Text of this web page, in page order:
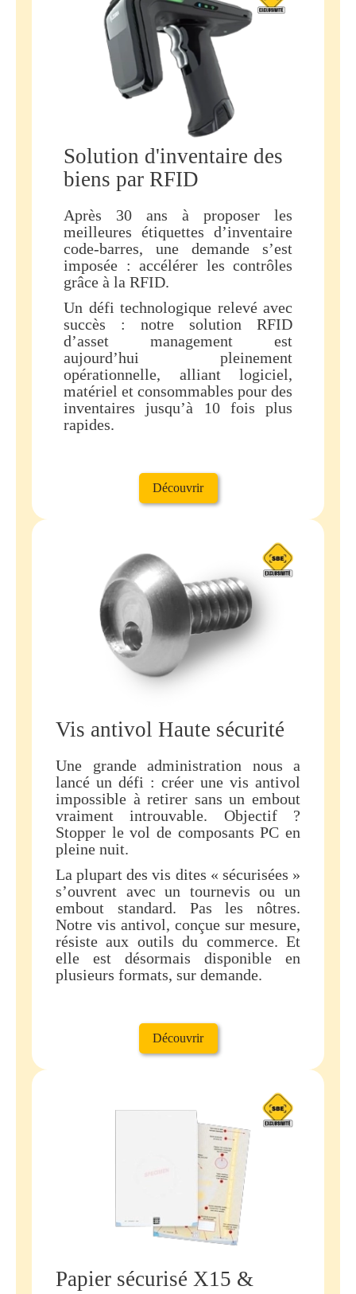
Solution d'inventaire des
biens par RFID
Après 30 ans à proposer les
meilleures étiquettes d’inventaire
code-barres, une demande s’est
imposée : accélérer les contrôles
grâce à la RFID.
Un défi technologique relevé avec
succès : notre solution RFID
d’asset management est
aujourd’hui pleinement
opérationnelle, alliant logiciel,
matériel et consommables pour des
inventaires jusqu’à 10 fois plus
rapides.
Découvrir
Vis antivol Haute sécurité
Une grande administration nous a
lancé un défi : créer une vis antivol
impossible à retirer sans un embout
vraiment introuvable. Objectif ?
Stopper le vol de composants PC en
pleine nuit.
La plupart des vis dites « sécurisées »
s’ouvrent avec un tournevis ou un
embout standard. Pas les nôtres.
Notre vis antivol, conçue sur mesure,
résiste aux outils du commerce. Et
elle est désormais disponible en
plusieurs formats, sur demande.
Découvrir
Papier sécurisé X15 &